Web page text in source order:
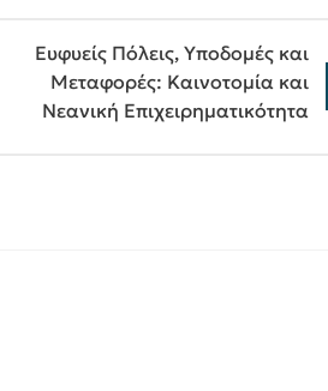
Ευφυείς Πόλεις, Υποδομές και
Μεταφορές: Καινοτομία και
Νεανική Επιχειρηματικότητα